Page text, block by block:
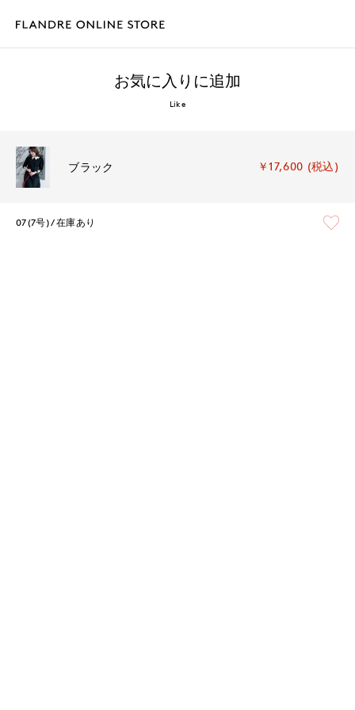
お気に入りに追加
Like
ブラック ￥17,600 (税込)
07(7号) 在庫あり